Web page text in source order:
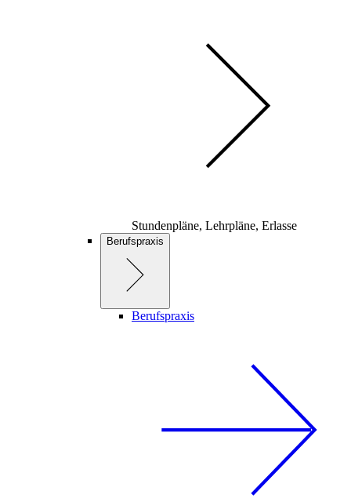
Stundenpläne, Lehrpläne, Erlasse
Berufspraxis
Berufspraxis